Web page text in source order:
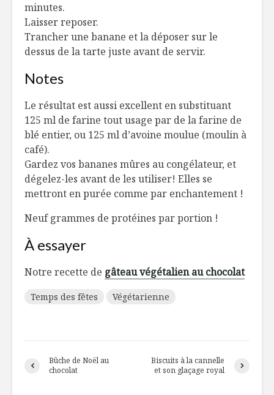
minutes.
Laisser reposer.
Trancher une banane et la déposer sur le
dessus de la tarte juste avant de servir.
Notes
Le résultat est aussi excellent en substituant
125 ml de farine tout usage par de la farine de
blé entier, ou 125 ml d’avoine moulue (moulin à
café).
Gardez vos bananes mûres au congélateur, et
dégelez-les avant de les utiliser! Elles se
mettront en purée comme par enchantement !
Neuf grammes de protéines par portion !
À essayer
Notre recette de gâteau végétalien au chocolat
Temps des fêtes Végétarienne
Bûche de Noël au
chocolat
Biscuits à la cannelle
et son glaçage royal